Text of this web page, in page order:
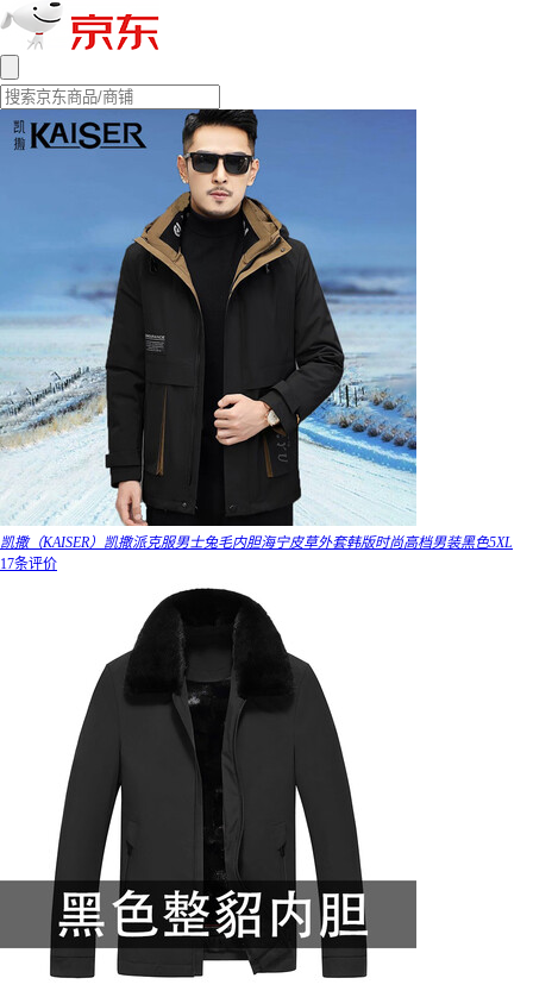
凯撒（KAISER）凯撒派克服男士兔毛内胆海宁皮草外套韩版时尚高档男装黑色5XL
17条评价